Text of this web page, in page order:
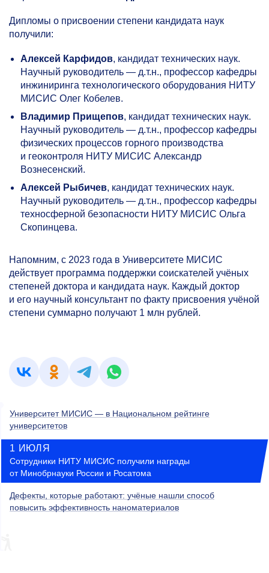
Дипломы о присвоении степени кандидата наук
получили:
Алексей Карфидов, кандидат технических наук.
Научный руководитель — д.т.н., профессор кафедры
инжиниринга технологического оборудования НИТУ
МИСИС Олег Кобелев.
Владимир Прищепов, кандидат технических наук.
Научный руководитель — д.т.н., профессор кафедры
физических процессов горного производства
и геоконтроля НИТУ МИСИС Александр
Вознесенский.
Алексей Рыбичев, кандидат технических наук.
Научный руководитель — д.т.н., профессор кафедры
техносферной безопасности НИТУ МИСИС Ольга
Скопинцева.
Напомним, с 2023 года в Университете МИСИС
действует программа поддержки соискателей учёных
степеней доктора и кандидата наук. Каждый доктор
и его научный консультант по факту присвоения учёной
степени суммарно получают 1 млн рублей.
Университет МИСИС — в Национальном рейтинге
университетов
1 ИЮЛЯ
Сотрудники НИТУ МИСИС получили награды
от Минобрнауки России и Росатома
Дефекты, которые работают: учёные нашли способ
повысить эффективность наноматериалов